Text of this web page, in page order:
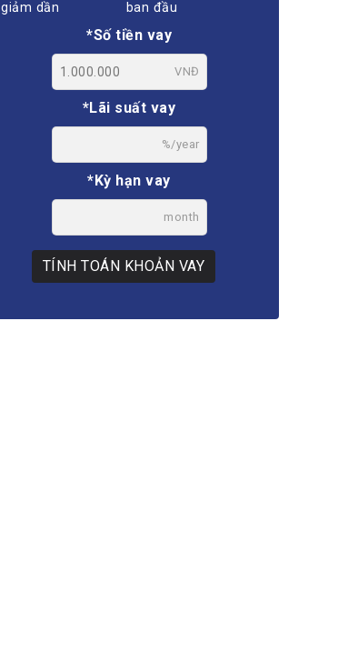
giảm dần
ban đầu
*Số tiền vay
VNĐ
*Lãi suất vay
%/year
*Kỳ hạn vay
month
TÍNH TOÁN KHOẢN VAY